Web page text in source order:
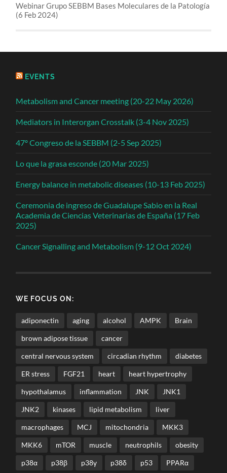
Webinar Grupo SEBBM Bases Moleculares de la Patología
(6 Feb 2024)
EVENTS
Metabolism and Cancer meeting (20-22 May 2026)
Mediators in Interorgan Crosstalk (3-4 Nov 2025)
47º Congreso de la SEBBM (2-5 Sep 2025)
Lo que la grasa esconde (20 Mar 2025)
Energy balance in metabolic diseases (10-13 Feb 2025)
Ceremonia de ingreso de Guadalupe Sabio en la Real
Academia de Ciencias Veterinarias de España (17 Feb
2025)
Cancer Signalling and Metabolism (9-12 Oct 2024)
WE FOCUS ON:
adiponectin aging alcohol AMPK Brain
brown adipose tissue cancer
central nervous system circadian rhythm diabetes
ER stress FGF21 heart heart hypertrophy
hypothalamus inflammation JNK JNK1
JNK2 kinases lipid metabolism liver
macrophages MCJ mitochondria MKK3
MKK6 mTOR muscle neutrophils obesity
p38α p38β p38γ p38δ p53 PPARα